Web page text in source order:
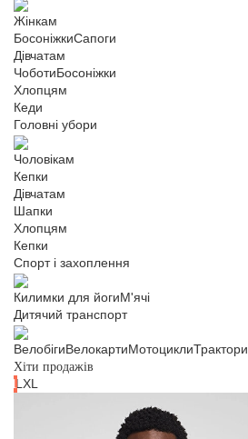
Жінкам
БосоніжкиСапоги
Дівчатам
ЧоботиБосоніжки
Хлопцям
Кеди
Головні убори
Чоловікам
Кепки
Дівчатам
Шапки
Хлопцям
Кепки
Спорт і захоплення
Килимки для йогиМ'ячі
Дитячий транспорт
ВелобігиВелокартиМотоциклиТрактори
Хіти продажів
#1
ML XL